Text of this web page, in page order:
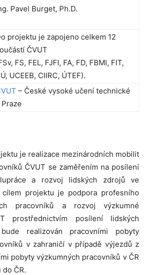
Pavel Burget, Ph.D.
projektu je zapojeno celkem 12
ČVUT
FS, FEL, FJFI, FA, FD, FBMI, FIT,
UCEEB, CIIRC, ÚTEF).
– České vysoké učení technické
je realizace mezinárodních mobilit
ČVUT se zaměřením na posílení
a rozvoj lidských zdrojů ve
cílem projektu je podpora profesního
pracovníků a rozvoj výzkumné
prostřednictvím posílení lidských
realizován pracovními pobyty
v zahraničí v případě výjezdů z
pobyty výzkumných pracovníků v ČR
ČR.